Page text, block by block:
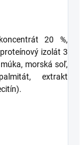
20 %,
izolát 3
morská soľ,
extrakt